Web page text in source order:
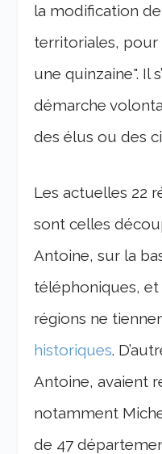
la modification
territoriales,
une quinzaine". Il
démarche
des élus ou des
Les actuelles 22
sont celles
Antoine, sur la
téléphoniques,
régions ne
historiques.
Antoine, avaient
notamment
de 47